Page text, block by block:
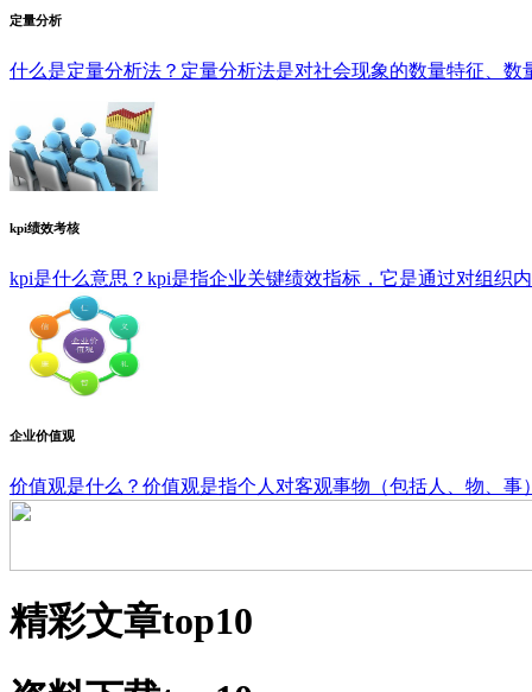
定量分析
什么是定量分析法？定量分析法是对社会现象的数量特征、数
kpi绩效考核
kpi是什么意思？kpi是指企业关键绩效指标，它是通过对组织
企业价值观
价值观是什么？价值观是指个人对客观事物（包括人、物、事
精彩文章top10